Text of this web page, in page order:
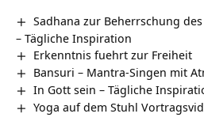
Sadhana zur Beherrschung
– Tägliche Inspiration
Erkenntnis fuehrt zur Freiheit
Bansuri – Mantra-Singen mit
In Gott sein – Tägliche
Yoga auf dem Stuhl